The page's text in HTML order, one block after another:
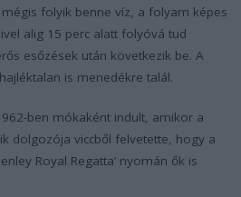
folyik benne víz, a folyam képes
alig 15 perc alatt folyóvá tud
esőzések után következik be. A
is menedékre talál.
ben mókaként indult, amikor a
dolgozója viccből felvetette, hogy a
Royal Regatta’ nyomán ők is